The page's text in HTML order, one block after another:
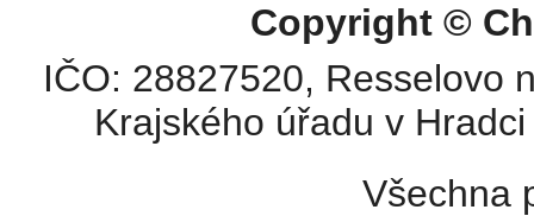
Copyright ©
IČO: 28827520, Resselovo
Krajského úřadu v
Všechna